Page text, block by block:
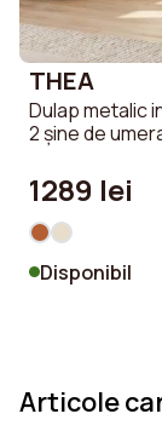
THEA
Dulap metalic
2 șine de
1289 lei
Disponibil
Articole